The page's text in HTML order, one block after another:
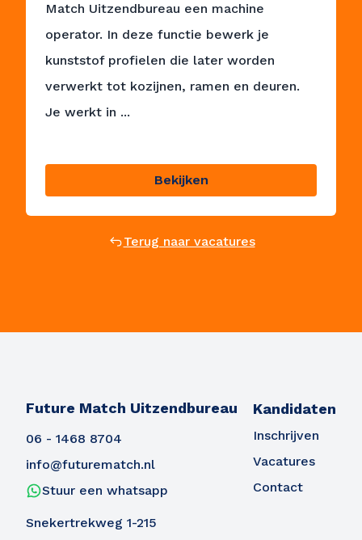
Match Uitzendbureau een machine
operator. In deze functie bewerk je
kunststof profielen die later worden
verwerkt tot kozijnen, ramen en deuren.
Je werkt in ...
Bekijken
Terug naar vacatures
Future Match Uitzendbureau
06 - 1468 8704
info@futurematch.nl
Stuur een whatsapp
Snekertrekweg 1-215
Kandidaten
Inschrijven
Vacatures
Contact